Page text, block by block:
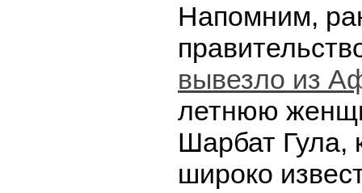
Напомним,
вывезло из
летнюю
Шарбат Гула,
широко